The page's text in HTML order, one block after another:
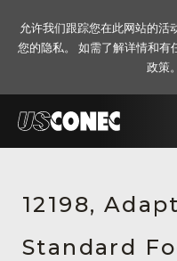
解决方案
产品
12198,
Standard
允许我们跟踪您在此网站的活
您的隐私。 如需了解详情和有
政策。